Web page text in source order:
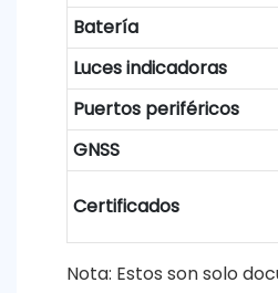
Batería
Luces indicadoras
Puertos periféricos
GNSS
Certificados
Nota: Estos son solo